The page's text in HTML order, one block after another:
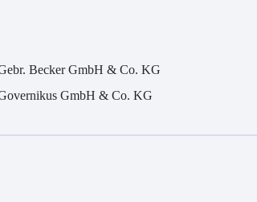
Becker GmbH & Co. KG
GmbH & Co. KG